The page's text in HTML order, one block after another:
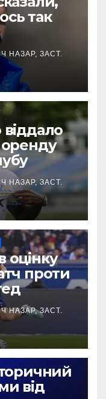
так
НАЗАР, ЗАСТ.
НАЗАР, ЗАСТ.
оцінку
проти
НАЗАР, ЗАСТ.
від